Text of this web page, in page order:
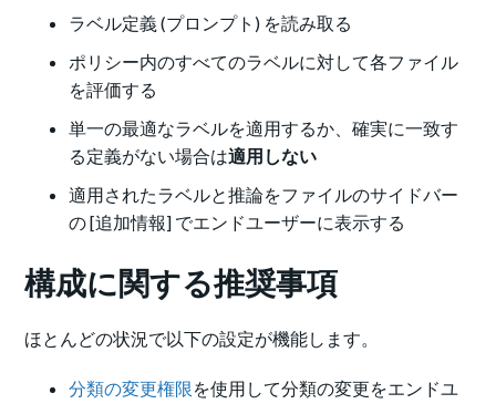
ラベル定義 (プロンプト) を読み取る
ポリシー内のすべてのラベルに対して各ファイル
を評価する
単一の最適なラベルを適用するか、確実に一致す
る定義がない場合は適用しない
適用されたラベルと推論をファイルのサイドバー
の [追加情報] でエンドユーザーに表示する
構成に関する推奨事項
ほとんどの状況で以下の設定が機能します。
分類の変更権限を使用して分類の変更をエンドユ